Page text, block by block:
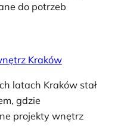
do potrzeb
Kraków
latach Kraków stał
gdzie
projekty wnętrz